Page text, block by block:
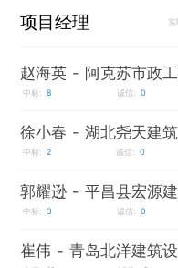
项目经理
赵海英 - 阿克苏市政
中标: 8 诚信: 0
徐小春 - 湖北尧天建
中标: 2 诚信: 0
郭耀逊 - 平昌县宏源
中标: 3 诚信: 0
崔伟 - 青岛北洋建筑